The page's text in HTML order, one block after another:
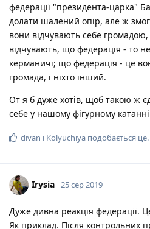
федерації "президента-царка"
долати шалений опір, але ж
вони відчувають себе
відчувають, що федерація - то
керманичі; що федерація - це
громада, і ніхто інший.
От я б дуже хотів, щоб такою ж
себе у нашому фігурному
divan і Kolyuchiya подобається це.
Irysia 25 сер 2019
Дуже дивна реакція федерації.
Як приклад. Після контрольних